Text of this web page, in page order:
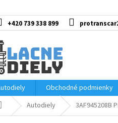
+420 739 338 899
Obchodné podmienky
DomovAutodiely 3AF945208B